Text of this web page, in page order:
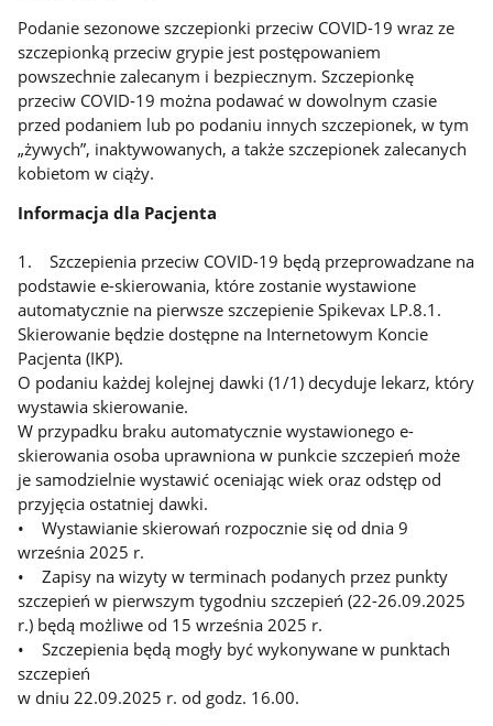
Podanie sezonowe szczepionki przeciw COVID-19 wraz ze
szczepionką przeciw grypie jest postępowaniem
powszechnie zalecanym i bezpiecznym. Szczepionkę
przeciw COVID-19 można podawać w dowolnym czasie
przed podaniem lub po podaniu innych szczepionek, w tym
„żywych”, inaktywowanych, a także szczepionek zalecanych
kobietom w ciąży.
Informacja dla Pacjenta
1. Szczepienia przeciw COVID-19 będą przeprowadzane na
podstawie e-skierowania, które zostanie wystawione
automatycznie na pierwsze szczepienie Spikevax LP.8.1.
Skierowanie będzie dostępne na Internetowym Koncie
Pacjenta (IKP).
O podaniu każdej kolejnej dawki (1/1) decyduje lekarz, który
wystawia skierowanie.
W przypadku braku automatycznie wystawionego e-
skierowania osoba uprawniona w punkcie szczepień może
je samodzielnie wystawić oceniając wiek oraz odstęp od
przyjęcia ostatniej dawki.
• Wystawianie skierowań rozpocznie się od dnia 9
września 2025 r.
• Zapisy na wizyty w terminach podanych przez punkty
szczepień w pierwszym tygodniu szczepień (22-26.09.2025
r.) będą możliwe od 15 września 2025 r.
• Szczepienia będą mogły być wykonywane w punktach
szczepień
w dniu 22.09.2025 r. od godz. 16.00.